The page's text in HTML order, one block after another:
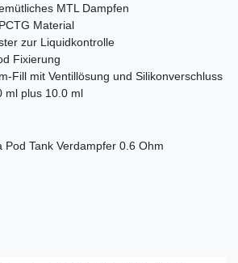
MTL Dampfen
Material
zur Liquidkontrolle
Fixierung
Fill mit Ventillösung und Silikonverschluss
ml plus 10.0 ml
Pod Tank Verdampfer 0.6 Ohm